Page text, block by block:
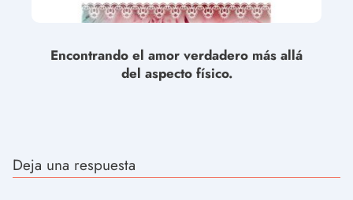
Encontrando el amor verdadero más allá
del aspecto físico.
Deja una respuesta